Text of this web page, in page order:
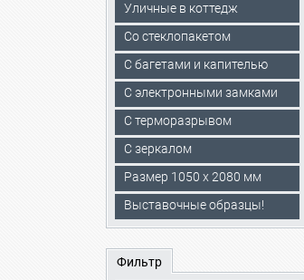
Уличные в коттедж
Со стеклопакетом
С багетами и капителью
C электронными замками
С терморазрывом
С зеркалом
Размер 1050 х 2080 мм
Выставочные образцы!
Фильтр